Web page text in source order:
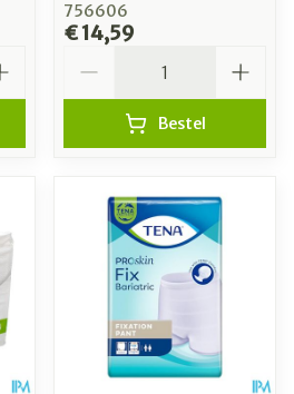
756606
€ 14,59
Bestel